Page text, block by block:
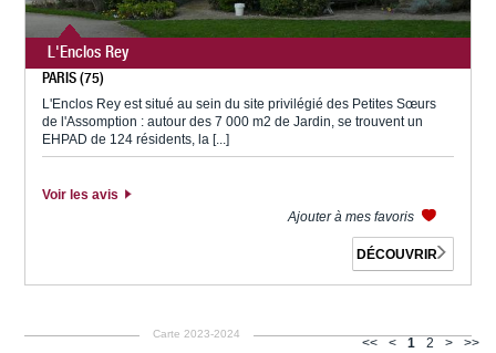
L'Enclos Rey
PARIS (75)
L'Enclos Rey est situé au sein du site privilégié des Petites Sœurs
de l'Assomption : autour des 7 000 m2 de Jardin, se trouvent un
EHPAD de 124 résidents, la [...]
Voir les avis
Ajouter à mes favoris
DÉCOUVRIR
<< < 1 2 > >>
Carte 2023-2024